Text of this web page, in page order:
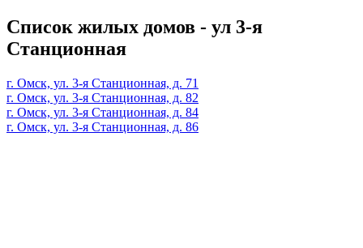
Список жилых домов - ул 3-я
Станционная
г. Омск, ул. 3-я Станционная, д. 71
г. Омск, ул. 3-я Станционная, д. 82
г. Омск, ул. 3-я Станционная, д. 84
г. Омск, ул. 3-я Станционная, д. 86